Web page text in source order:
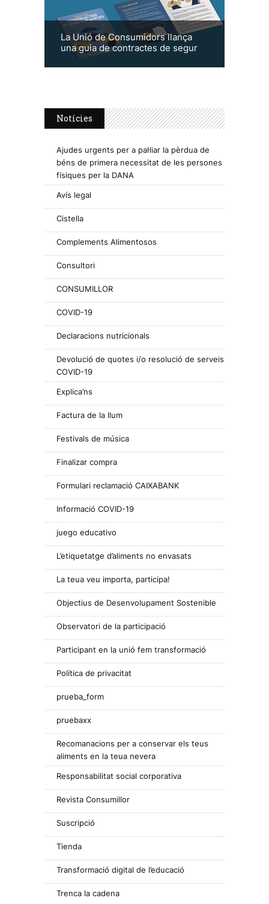
La Unió de Consumidors llança
una guia de contractes de segur
Notícies
Ajudes urgents per a pal·liar la pèrdua de
béns de primera necessitat de les persones
físiques per la DANA
Avís legal
Cistella
Complements Alimentosos
Consultori
CONSUMILLOR
COVID-19
Declaracions nutricionals
Devolució de quotes i/o resolució de serveis
COVID-19
Explica’ns
Factura de la llum
Festivals de música
Finalizar compra
Formulari reclamació CAIXABANK
Informació COVID-19
juego educativo
L’etiquetatge d’aliments no envasats
La teua veu importa, participa!
Objectius de Desenvolupament Sostenible
Observatori de la participació
Participant en la unió fem transformació
Política de privacitat
prueba_form
pruebaxx
Recomanacions per a conservar els teus
aliments en la teua nevera
Responsabilitat social corporativa
Revista Consumillor
Suscripció
Tienda
Transformació digital de l’educació
Trenca la cadena